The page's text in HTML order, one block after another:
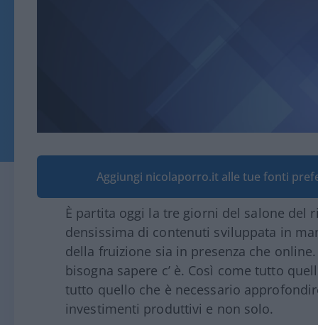
Aggiungi nicolaporro.it alle tue fonti
È partita oggi la tre giorni del salone del
densissima di contenuti sviluppata in
della fruizione sia in presenza che
bisogna sapere c’ è. Così come tutto
tutto quello che è necessario
investimenti produttivi e non solo.